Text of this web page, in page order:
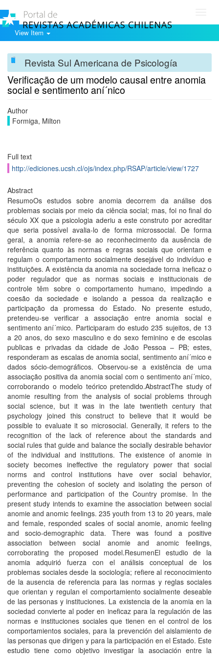
View Item
Revista Sul Americana de Psicología
Verificação de um modelo causal entre anomia
social e sentimento aní´nico
Author
Formiga, Milton
Full text
http://ediciones.ucsh.cl/ojs/index.php/RSAP/article/view/1727
Abstract
ResumoOs estudos sobre anomia decorrem da análise dos
problemas sociais por meio da ciência social; mas, foi no final do
século XX que a psicologia aderiu a este construto por acreditar
que seria possí­vel avalia-lo de forma microssocial. De forma
geral, a anomia refere-se ao reconhecimento da ausência de
referência quanto às normas e regras sociais que orientam e
regulam o comportamento socialmente desejável do indiví­duo e
instituições. A existência da anomia na sociedade torna ineficaz o
poder regulador que as normas sociais e institucionais de
controle têm sobre o comportamento humano, impedindo a
coesão da sociedade e isolando a pessoa da realização e
participação da promessa do Estado. No presente estudo,
pretendeu-se verificar a associação entre anomia social e
sentimento aní´mico. Participaram do estudo 235 sujeitos, de 13
a 20 anos, do sexo masculino e do sexo feminino e de escolas
publicas e privadas da cidade de João Pessoa – PB; estes,
responderam as escalas de anomia social, sentimento aní´mico e
dados sócio-demográficos. Observou-se a existência de uma
associação positiva da anomia social com o sentimento aní´mico,
corroborando o modelo teórico pretendido.AbstractThe study of
anomie resulting from the analysis of social problems through
social science, but it was in the late twentieth century that
psychology joined this construct to believe that it would be
possible to evaluate it so microsocial. Generally, it refers to the
recognition of the lack of reference about the standards and
social rules that guide and balance the socially desirable behavior
of the individual and institutions. The existence of anomie in
society becomes ineffective the regulatory power that social
norms and control institutions have over social behavior,
preventing the cohesion of society and isolating the person of
performance and participation of the Country promise. In the
present study intends to examine the association between social
anomie and anomic feelings. 235 youth from 13 to 20 years, male
and female, responded scales of social anomie, anomic feeling
and socio-demographic data. There was found a positive
association between social anomie and anomic feelings,
corroborating the proposed model.ResumenEl estudio de la
anomia adquirió fuerza con el análisis conceptual de los
problemas sociales desde la sociologí­a; refiere al reconocimiento
de la ausencia de referencia para las normas y reglas sociales
que orientan y regulan el comportamiento socialmente deseable
de las personas y instituciones. La existencia de la anomia en la
sociedad convierte al poder en ineficaz para la regulación de las
normas e instituciones sociales que tienen en el control de los
comportamientos sociales, para la prevención del aislamiento de
las personas que dirigen y para la participación en el Estado. Este
estudio tiene como objetivo investigar la asociación entre la